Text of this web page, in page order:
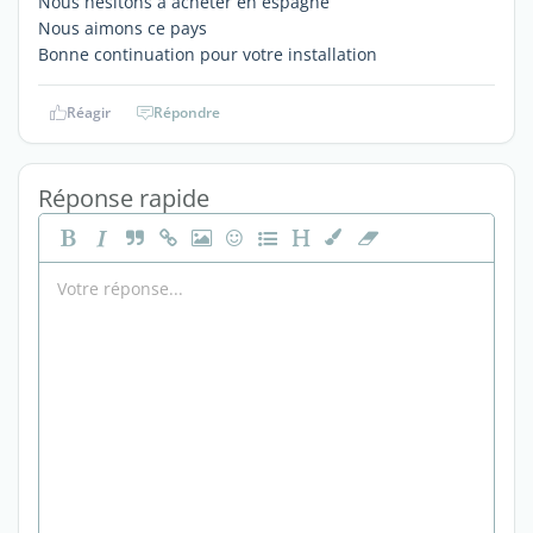
Nous aimons ce pays
Bonne continuation pour votre installation
Réagir Répondre
Réponse rapide